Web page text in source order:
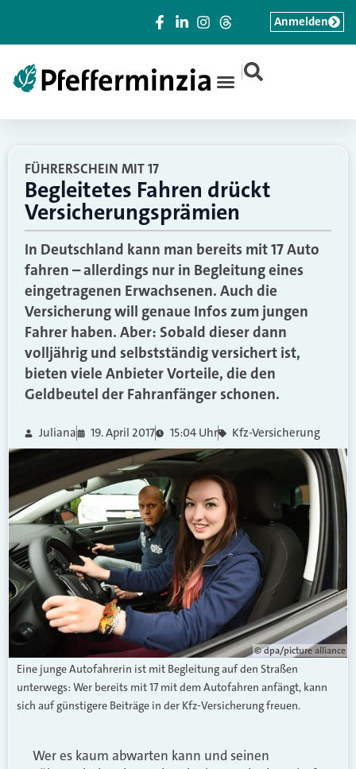
|
Anmelden
FÜHRERSCHEIN MIT 17
Begleitetes Fahren drückt
Versicherungsprämien
In Deutschland kann man bereits mit 17 Auto
fahren – allerdings nur in Begleitung eines
eingetragenen Erwachsenen. Auch die
Versicherung will genaue Infos zum jungen
Fahrer haben. Aber: Sobald dieser dann
volljährig und selbstständig versichert ist,
bieten viele Anbieter Vorteile, die den
Geldbeutel der Fahranfänger schonen.
Juliana 19. April 2017 15:04 Uhr Kfz-Versicherung
© dpa/picture alliance
Eine junge Autofahrerin ist mit Begleitung auf den Straßen
unterwegs: Wer bereits mit 17 mit dem Autofahren anfängt, kann
sich auf günstigere Beiträge in der Kfz-Versicherung freuen.
Wer es kaum abwarten kann und seinen